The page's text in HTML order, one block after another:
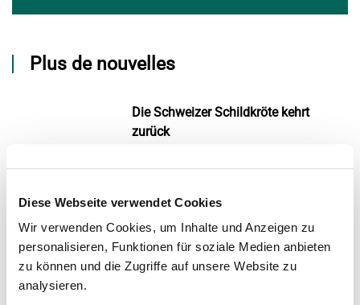
Diese Webseite verwendet Cookies
Wir verwenden Cookies, um Inhalte und Anzeigen zu
personalisieren, Funktionen für soziale Medien anbieten
zu können und die Zugriffe auf unsere Website zu
analysieren.
Plus de nouvelles
Die Schweizer Schildkröte kehrt
zurück
29. Jun 2026
Seehundefütterungen finden wieder
statt!
Lieu: Dählhölzli